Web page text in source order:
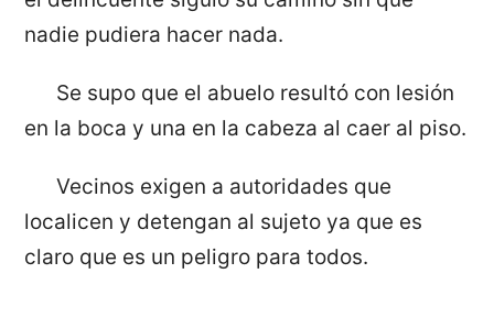
nadie pudiera hacer nada.
Se supo que el abuelo resultó con lesión
en la boca y una en la cabeza al caer al piso.
Vecinos exigen a autoridades que
localicen y detengan al sujeto ya que es
claro que es un peligro para todos.